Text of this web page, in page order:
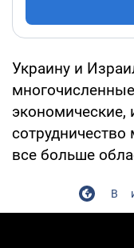
Украину и
экономические,
все больше